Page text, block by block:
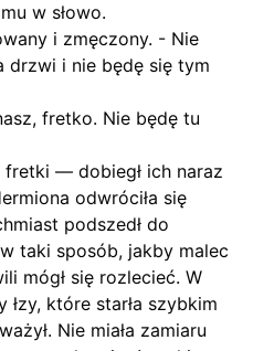
w słowo.
i zmęczony. - Nie
drzwi i nie będę się tym
fretko. Nie będę tu
— dobiegł ich naraz
odwróciła się
podszedł do
taki sposób, jakby malec
mógł się rozlecieć. W
łzy, które starła szybkim
Nie miała zamiaru